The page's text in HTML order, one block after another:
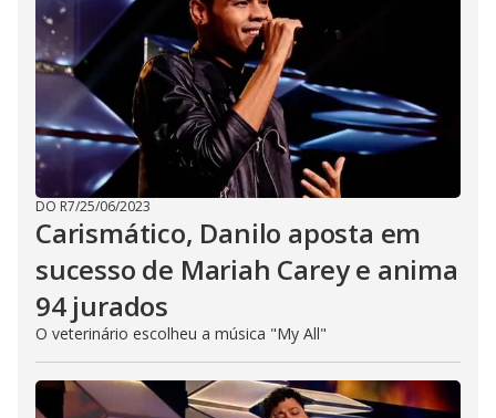
DO R7/25/06/2023
Carismático, Danilo aposta em
sucesso de Mariah Carey e anima
94 jurados
O veterinário escolheu a música "My All"